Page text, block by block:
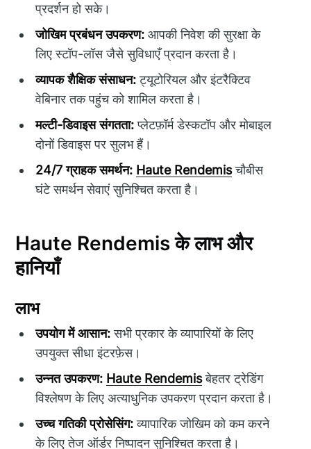
प्रदर्शन हो सके।
जोखिम प्रबंधन उपकरण: आपकी निवेश की सुरक्षा के
लिए स्टॉप-लॉस जैसे सुविधाएँ प्रदान करता है।
व्यापक शैक्षिक संसाधन:ट्यूटोरियल और इंटरैक्टिव
वेबिनार तक पहुंच को शामिल करता है।
मल्टी-डिवाइस संगतता:प्लेटफ़ॉर्म डेस्कटॉप और मोबाइल
दोनों डिवाइस पर सुलभ हैं।
24/7 ग्राहक समर्थन: Haute Rendemisचौबीस
घंटे समर्थन सेवाएं सुनिश्चित करता है।
Haute Rendemis के लाभ और
हानियाँ
लाभ
उपयोग में आसान:सभी प्रकार के व्यापारियों के लिए
उपयुक्त सीधा इंटरफ़ेस।
उन्नत उपकरण: Haute Rendemisबेहतर ट्रेडिंग
विश्लेषण के लिए अत्याधुनिक उपकरण प्रदान करता है।
उच्च गतिकी प्रोसेसिंग:व्यापारिक जोखिम को कम करने
के लिए तेज ऑर्डर निष्पादन सुनिश्चित करता है।